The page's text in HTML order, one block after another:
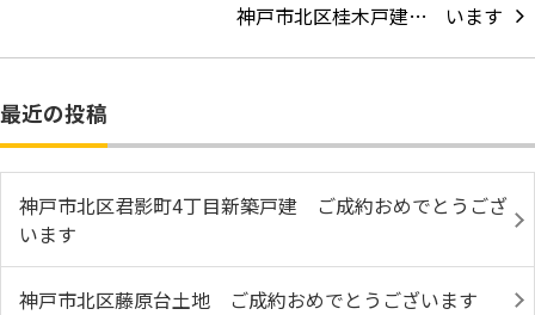
神戸市北区桂木戸建…
最近の投稿
神戸市北区君影町4丁目新築戸建 ご成約おめでとうござ
います
神戸市北区藤原台土地 ご成約おめでとうございます